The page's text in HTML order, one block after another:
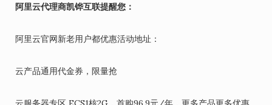
阿里云代理商凯铧互联提醒您：
阿里云官网新老用户都优惠活动地址：
云产品通用代金券，限量抢